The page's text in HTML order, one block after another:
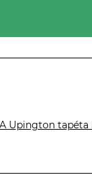
Upington tapéta